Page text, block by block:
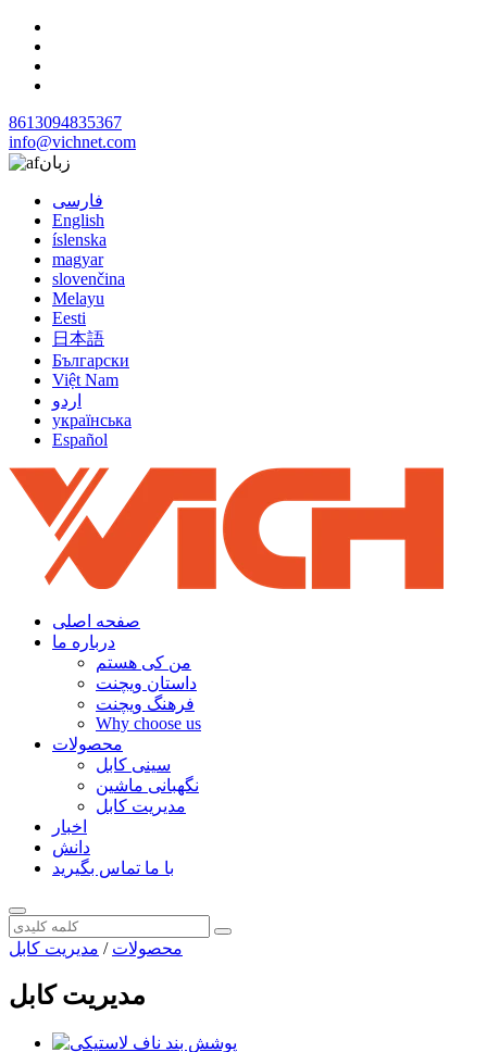
8613094835367
info@vichnet.com
زبان
فارسی
English
íslenska
magyar
slovenčina
Melayu
Eesti
日本語
Български
Việt Nam
اردو
українська
Español
صفحه اصلی
درباره ما
من کی هستم
داستان ویچنت
فرهنگ ویچنت
Why choose us
محصولات
سینی کابل
نگهبانی ماشین
مدیریت کابل
اخبار
دانش
با ما تماس بگیرید
محصولات / مدیریت کابل
مدیریت کابل